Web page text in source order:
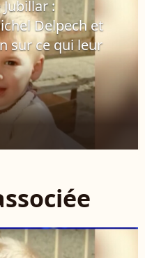
:
Delpech et
sur ce qui leur